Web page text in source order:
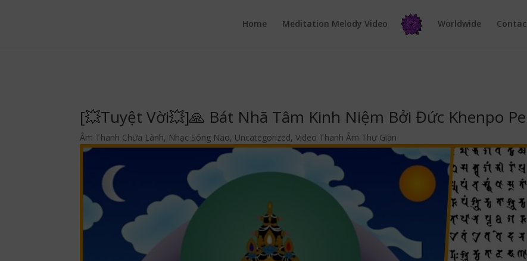
Home
Meditation Melody Video Worldwide
[💥Tuyệt Vời💥]🙏 Bát Nhã Tâm Kinh Niệm Bởi Đức Khenpo
Âm Thanh Chữa Lành, Nhạc Sóng Não, Uncategorized,Video Thanh Âm Thư Giãn